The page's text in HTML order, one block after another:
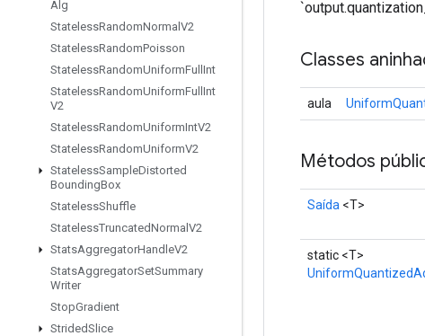
Alg
StatelessRandomNormal V2
StatelessRandomPoisson
StatelessRandomUniformFull Int
StatelessRandomUniformFull Int
V2
StatelessRandomUniformIntV2
StatelessRandomUniformV2
StatelessSampleDistorted
BoundingBox
StatelessShuffle
StatelessTruncatedNormal V2
StatsAggregatorHandleV2
StatsAggregatorSetSummary
Writer
StopGradient
StridedSlice
Classes
aula
Métodos
Saída <T>
static <T>